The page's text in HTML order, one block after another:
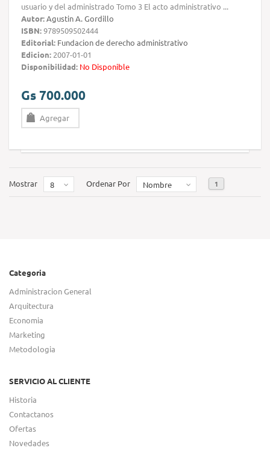
usuario y del administrado Tomo 3 El acto administrativo ...
Autor:Agustin A. Gordillo
ISBN:9789509502444
Editorial: Fundacion de derecho administrativo
Edicion: 2007-01-01
Disponibilidad: No Disponible
Gs 700.000
Agregar
Mostrar 8 Ordenar Por Nombre 1
Categoria
Administracion General
Arquitectura
Economia
Marketing
Metodologia
SERVICIO AL CLIENTE
Historia
Contactanos
Ofertas
Novedades